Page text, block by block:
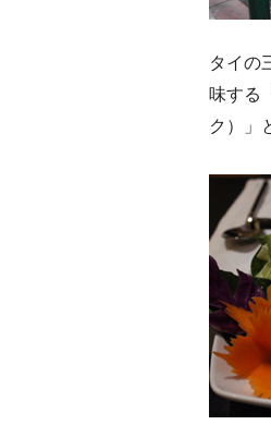
タイの
味する
ク）」